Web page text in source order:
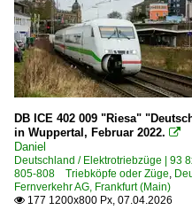
Nürnberg Hbf ·NN·
Ochsenfurt
Offenburg
Oldenburg
Osnabrück
Ostseebad Binz
Porta Westfalica
Bahnhöfe (R - Z)
DB ICE 402 009 "Riesa"
in Wuppertal, Februar 2022. 
Daniel
Deutschland / Elektrotriebzüge | 93
805-808 Triebköpfe oder Züge,
Fernverkehr AG, Frankfurt (Main)
 177 1200x800 Px, 07.04.2026